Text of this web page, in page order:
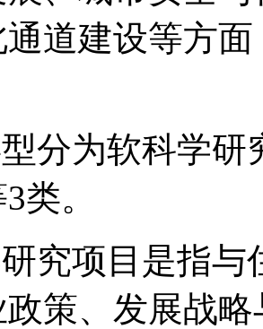
道建设等方
分为软科学
类。
究项目是指与
策、发展战